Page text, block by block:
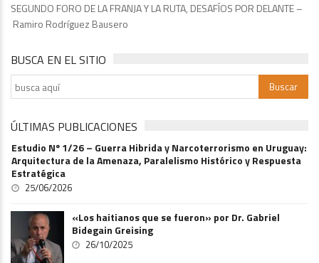
SEGUNDO FORO DE LA FRANJA Y LA RUTA, DESAFÍOS POR DELANTE –
Ramiro Rodríguez Bausero
BUSCA EN EL SITIO
ÚLTIMAS PUBLICACIONES
Estudio Nº 1/26 – Guerra Hibrida y Narcoterrorismo en Uruguay:
Arquitectura de la Amenaza, Paralelismo Histórico y Respuesta
Estratégica
25/06/2026
«Los haitianos que se fueron» por Dr. Gabriel
Bidegain Greising
26/10/2025